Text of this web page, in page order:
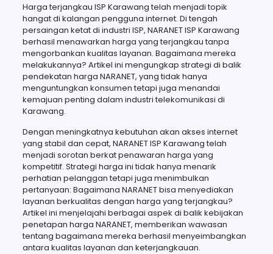
Harga terjangkau ISP Karawang telah menjadi topik
hangat di kalangan pengguna internet. Di tengah
persaingan ketat di industri ISP, NARANET ISP Karawang
berhasil menawarkan harga yang terjangkau tanpa
mengorbankan kualitas layanan. Bagaimana mereka
melakukannya? Artikel ini mengungkap strategi di balik
pendekatan harga NARANET, yang tidak hanya
menguntungkan konsumen tetapi juga menandai
kemajuan penting dalam industri telekomunikasi di
Karawang.
Dengan meningkatnya kebutuhan akan akses internet
yang stabil dan cepat, NARANET ISP Karawang telah
menjadi sorotan berkat penawaran harga yang
kompetitif. Strategi harga ini tidak hanya menarik
perhatian pelanggan tetapi juga menimbulkan
pertanyaan: Bagaimana NARANET bisa menyediakan
layanan berkualitas dengan harga yang terjangkau?
Artikel ini menjelajahi berbagai aspek di balik kebijakan
penetapan harga NARANET, memberikan wawasan
tentang bagaimana mereka berhasil menyeimbangkan
antara kualitas layanan dan keterjangkauan.